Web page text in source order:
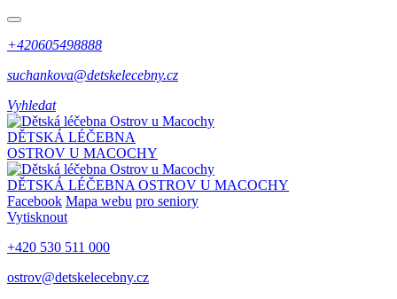
+420605498888
suchankova@detskelecebny.cz
Vyhledat
DĚTSKÁ LÉČEBNA
OSTROV U MACOCHY
DĚTSKÁ LÉČEBNA OSTROV U MACOCHY
Facebook Mapa webu pro seniory
Vytisknout
+420 530 511 000
ostrov@detskelecebny.cz